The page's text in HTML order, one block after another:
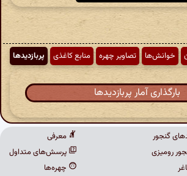
خوانش‌ها تصاویر چهره منابع کاغذی پربازدیدها
بارگذاری آمار پربازدیدها
گنجور
رومیزی
معرفی
پرسش‌های متداول
چهره‌ها